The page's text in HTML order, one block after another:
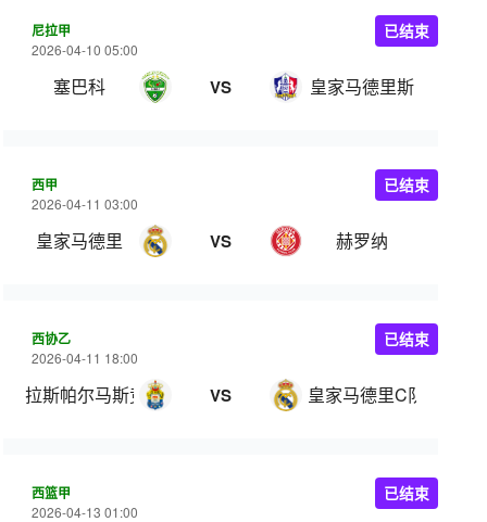
尼拉甲
2026-04-10 05:00
塞巴科 VS 皇家马德里斯
已结束
西甲
2026-04-11 03:00
皇家马德里 VS 赫罗纳
已结束
西协乙
2026-04-11 18:00
拉斯帕尔马斯竞技 VS 皇家马德里C队
已结束
西篮甲
2026-04-13 01:00
已结束